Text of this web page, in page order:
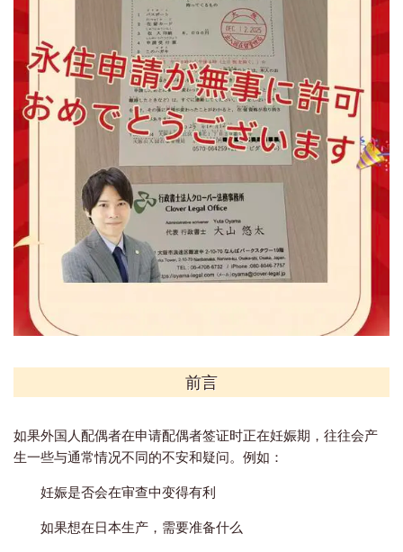
前言
如果外国人配偶者在申请配偶者签证时正在妊娠期，往往会产
生一些与通常情况不同的不安和疑问。 例如：
妊娠是否会在审查中变得有利
如果想在日本生产，需要准备什么